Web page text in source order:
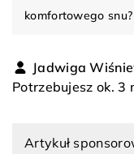
komfortowego snu?
Jadwiga
Potrzebujesz ok.
Artykuł